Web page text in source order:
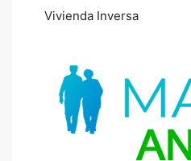
Vivienda Inversa